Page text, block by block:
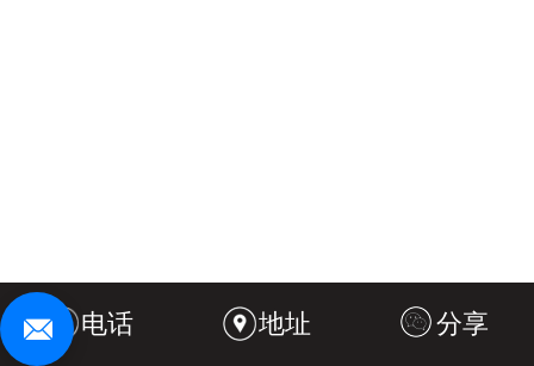
电话 地址 分享